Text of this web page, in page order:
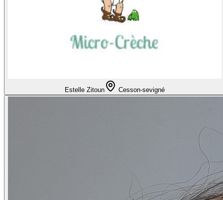
Estelle Zitoun Cesson-sevigné